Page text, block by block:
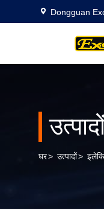
Dongguan
घर> उत्पादों>